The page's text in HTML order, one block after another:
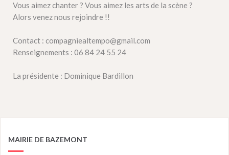
Vous aimez chanter ? Vous aimez les arts de la scène ?
Alors venez nous rejoindre !!
Contact : compagniealtempo@gmail.com
Renseignements : 06 84 24 55 24
La présidente : Dominique Bardillon
MAIRIE DE BAZEMONT